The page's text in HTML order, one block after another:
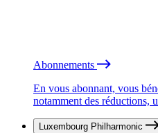
Abonnements
En vous abonnant, vous
notamment des réductions,
Luxembourg Philharmonic